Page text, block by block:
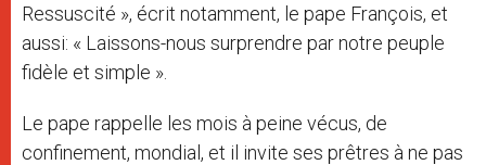
Ressuscité », écrit notamment, le pape François, et
aussi: « Laissons-nous surprendre par notre peuple
fidèle et simple ».
Le pape rappelle les mois à peine vécus, de
confinement, mondial, et il invite ses prêtres à ne pas